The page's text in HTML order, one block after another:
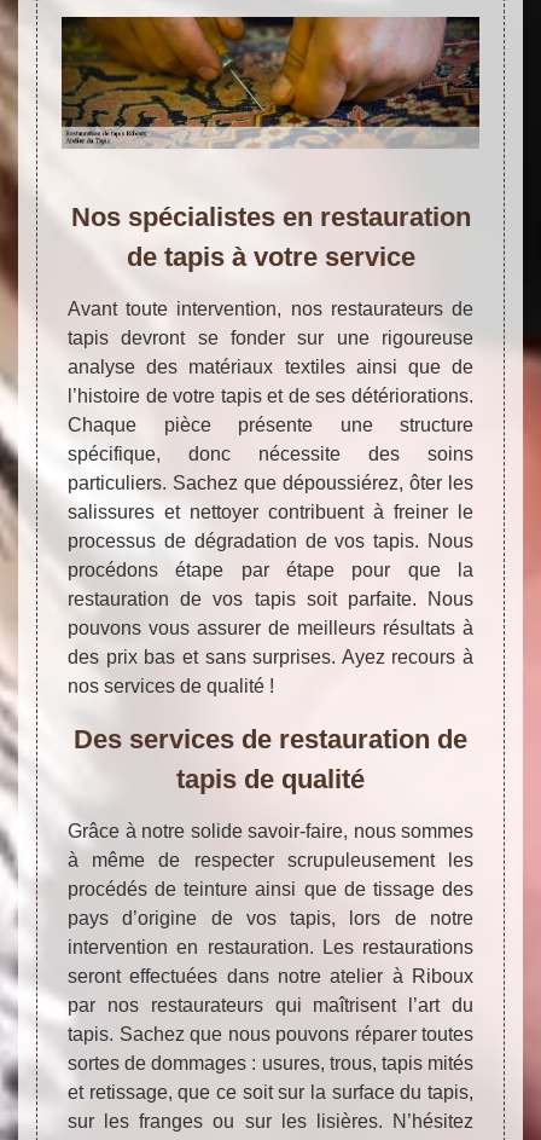
Nos spécialistes en restauration
de tapis à votre service
Avant toute intervention, nos restaurateurs de
tapis devront se fonder sur une rigoureuse
analyse des matériaux textiles ainsi que de
l’histoire de votre tapis et de ses détériorations.
Chaque pièce présente une structure
spécifique, donc nécessite des soins
particuliers. Sachez que dépoussiérez, ôter les
salissures et nettoyer contribuent à freiner le
processus de dégradation de vos tapis. Nous
procédons étape par étape pour que la
restauration de vos tapis soit parfaite. Nous
pouvons vous assurer de meilleurs résultats à
des prix bas et sans surprises. Ayez recours à
nos services de qualité !
Des services de restauration de
tapis de qualité
Grâce à notre solide savoir-faire, nous sommes
à même de respecter scrupuleusement les
procédés de teinture ainsi que de tissage des
pays d’origine de vos tapis, lors de notre
intervention en restauration. Les restaurations
seront effectuées dans notre atelier à Riboux
par nos restaurateurs qui maîtrisent l’art du
tapis. Sachez que nous pouvons réparer toutes
sortes de dommages : usures, trous, tapis mités
et retissage, que ce soit sur la surface du tapis,
sur les franges ou sur les lisières. N’hésitez